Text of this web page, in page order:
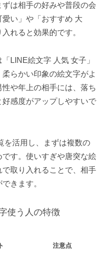
は相手の好みや普段の会
い」や「おすすめ 大
れると効果的です。
LINE絵文字 人気 女子」
らかい印象の絵文字がよ
や年上の相手には、落ち
感度がアップしやすいで
を活用し、まずは複数の
す。使いすぎや唐突な絵
取り入れることで、相手
きます。
使う人の特徴
注意点